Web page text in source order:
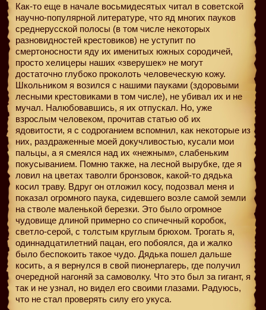
Как-то еще в начале восьмидесятых читал в советской
научно-популярной литературе, что яд многих пауков
среднерусской полосы (в том числе некоторых
разновидностей крестовиков) не уступит по
смертоносности яду их именитых южных сородичей,
просто хелицеры наших «зверушек» не могут
достаточно глубоко проколоть человеческую кожу.
Школьником я возился с нашими пауками (здоровыми
лесными крестовиками в том числе), не убивал их и не
мучал. Налюбовавшись, я их отпускал. Но, уже
взрослым человеком, прочитав статью об их
ядовитости, я с содроганием вспомнил, как некоторые из
них, раздраженные моей докучливостью, кусали мои
пальцы, а я смеялся над их «нежным», слабеньким
покусыванием. Помню также, на лесной вырубке, где я
ловил на цветах таволги бронзовок, какой-то дядька
косил траву. Вдруг он отложил косу, подозвал меня и
показал огромного паука, сидевшего возле самой земли
на стволе маленькой березки. Это было огромное
чудовище длиной примерно со спичечный коробок,
светло-серой, с толстым круглым брюхом. Трогать я,
одиннадцатилетний пацан, его побоялся, да и жалко
было беспокоить такое чудо. Дядька пошел дальше
косить, а я вернулся в свой пионерлагерь, где получил
очередной нагоняй за самоволку. Что это был за гигант, я
так и не узнал, но видел его своими глазами. Радуюсь,
что не стал проверять силу его укуса.